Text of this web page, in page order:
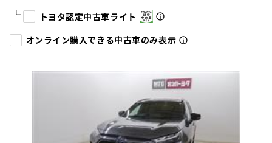
トヨタ認定中古車ライト
オンライン購入できる中古車のみ表示